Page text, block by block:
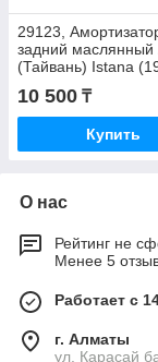
29123,
задний маслянный
(Тайвань) Istana
2004) 66132-63300
10 500 ₸
Купить
О нас
Рейтинг не
Менее 5
Работает с
г. Алматы
ул. Карасай